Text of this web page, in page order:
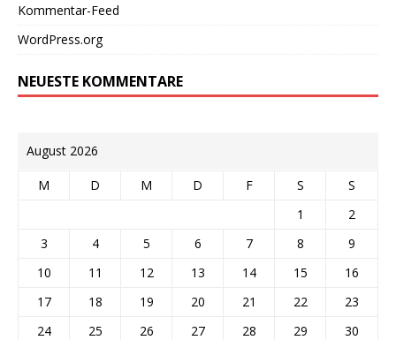
Kommentar-Feed
WordPress.org
NEUESTE KOMMENTARE
August 2026
M D M D F S
S
1
2
3
4 5 6 7 8
9
10
11 12 13 14 15
16
17
18 19 20 21 22
23
24
25 26 27 28 29
30